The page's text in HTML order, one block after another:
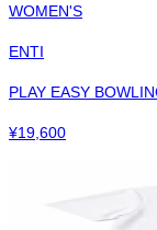
WOMEN'S
ENTI
PLAY EASY
¥19,600